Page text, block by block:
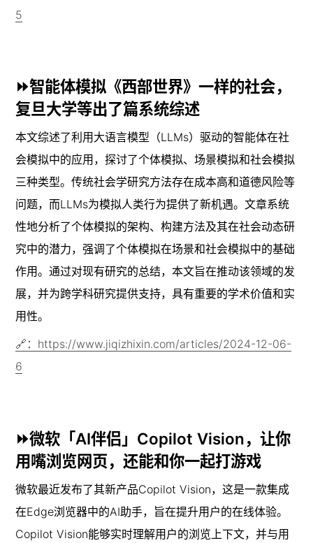
5
⏩智能体模拟《西部世界》一样的社会，
复旦大学等出了篇系统综述
本文综述了利用大语言模型（LLMs）驱动的智能体在社
会模拟中的应用，探讨了个体模拟、场景模拟和社会模拟
三种类型。传统社会学研究方法存在成本高和道德风险等
问题，而LLMs为模拟人类行为提供了新机遇。文章系统
性地分析了个体模拟的架构、构建方法及其在社会动态研
究中的潜力，强调了个体模拟在场景和社会模拟中的基础
作用。通过对现有研究的总结，本文旨在推动该领域的发
展，并为跨学科研究提供支持，具有重要的学术价值和实
用性。
🔗：https://www.jiqizhixin.com/articles/2024-12-06-
6
⏩微软「AI伴侣」Copilot Vision，让你
用嘴浏览网页，还能和你一起打游戏
微软最近发布了其新产品Copilot Vision，这是一款集成
在Edge浏览器中的AI助手，旨在提升用户的在线体验。
Copilot Vision能够实时理解用户的浏览上下文，并与用